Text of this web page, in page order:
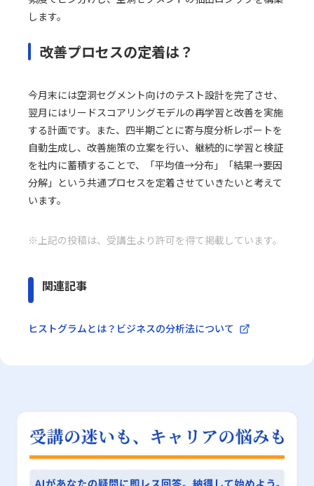
します。
改善プロセスの定着は？
今月末には空洞セグメント向けのテスト設計を完了させ、
翌月にはリードスコアリングモデルの再学習と改善を実施
する計画です。また、四半期ごとに寄与度分析レポートを
自動生成し、改善施策の立案を行い、継続的に学習と検証
を社内に蓄積することで、「平均値→分布」「結果→要因
分解」という共通プロセスを定着させていきたいと考えて
います。
※上記の投稿は、受講生より許可を得て掲載しています。
関連記事
ヒストグラムとは？ビジネスの分析法について